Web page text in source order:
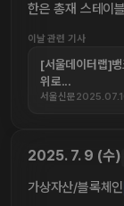
한은 총재 스테이
이날 관련 기사
[서울데이터랩]
위로...
서울신문
2025. 7. 9 (수)
가상자산/블록체인